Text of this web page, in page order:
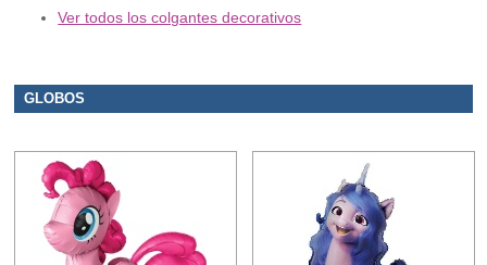
Ver todos los colgantes decorativos
GLOBOS